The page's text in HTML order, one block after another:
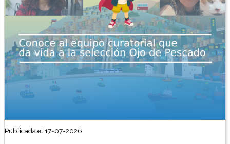
Publicada el 17-07-2026